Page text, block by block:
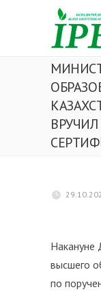
Накануне
высшего
по